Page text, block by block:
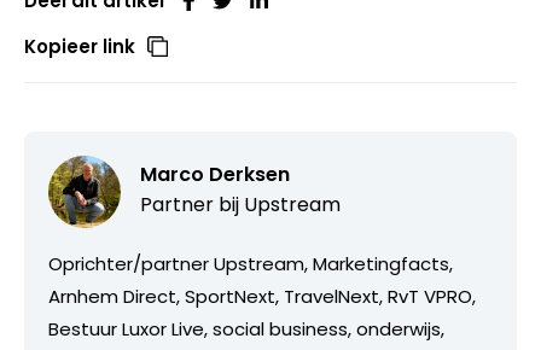
Kopieer link
Marco Derksen
Partner bij Upstream
Oprichter/partner Upstream, Marketingfacts,
Arnhem Direct, SportNext, TravelNext, RvT VPRO,
Bestuur Luxor Live, social business, onderwijs,